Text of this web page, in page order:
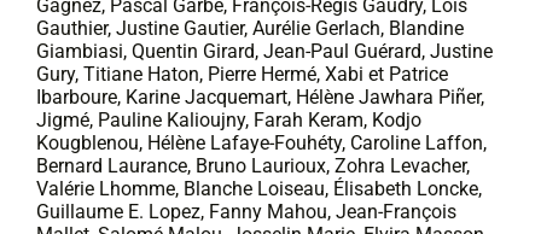
Gagnez, Pascal Garbe, François-Régis Gaudry, Loïs
Gauthier, Justine Gautier, Aurélie Gerlach, Blandine
Giambiasi, Quentin Girard, Jean-Paul Guérard, Justine
Gury, Titiane Haton, Pierre Hermé, Xabi et Patrice
Ibarboure, Karine Jacquemart, Hélène Jawhara Piñer,
Jigmé, Pauline Kalioujny, Farah Keram, Kodjo
Kougblenou, Hélène Lafaye-Fouhéty, Caroline Laffon,
Bernard Laurance, Bruno Laurioux, Zohra Levacher,
Valérie Lhomme, Blanche Loiseau, Élisabeth Loncke,
Guillaume E. Lopez, Fanny Mahou, Jean-François